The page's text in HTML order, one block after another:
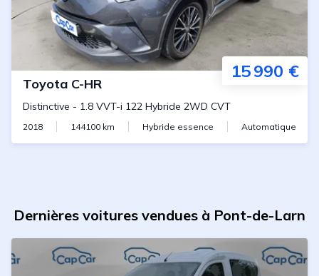
15 990 €
Toyota C-HR
Distinctive - 1.8 VVT-i 122 Hybride 2WD CVT
2018 144100 km Hybride essence Automatique
Dernières voitures vendues à Pont-de-Larn